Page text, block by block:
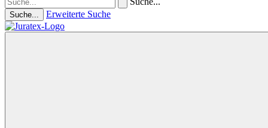
Suche... Erweiterte Suche